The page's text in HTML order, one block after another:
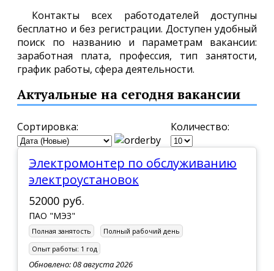
Контакты всех работодателей доступны
бесплатно и без регистрации. Доступен удобный
поиск по названию и параметрам вакансии:
заработная плата, профессия, тип занятости,
график работы, сфера деятельности.
Актуальные на сегодня вакансии
Сортировка: Количество:
электромонтер по обслуживанию
электроустановок
52000 руб.
ПАО "МЭЗ"
Полная занятость
Полный рабочий день
Опыт работы: 1 год
Обновлено: 08 августа 2026